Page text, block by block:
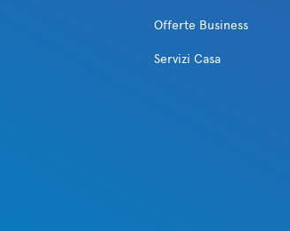
Offerte Business
Servizi Casa